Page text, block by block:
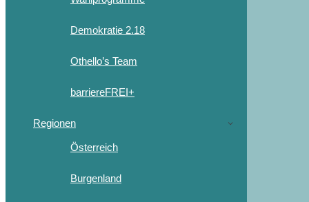
Demokratie 2.18
Othello’s Team
barriereFREI+
Regionen
Österreich
Burgenland